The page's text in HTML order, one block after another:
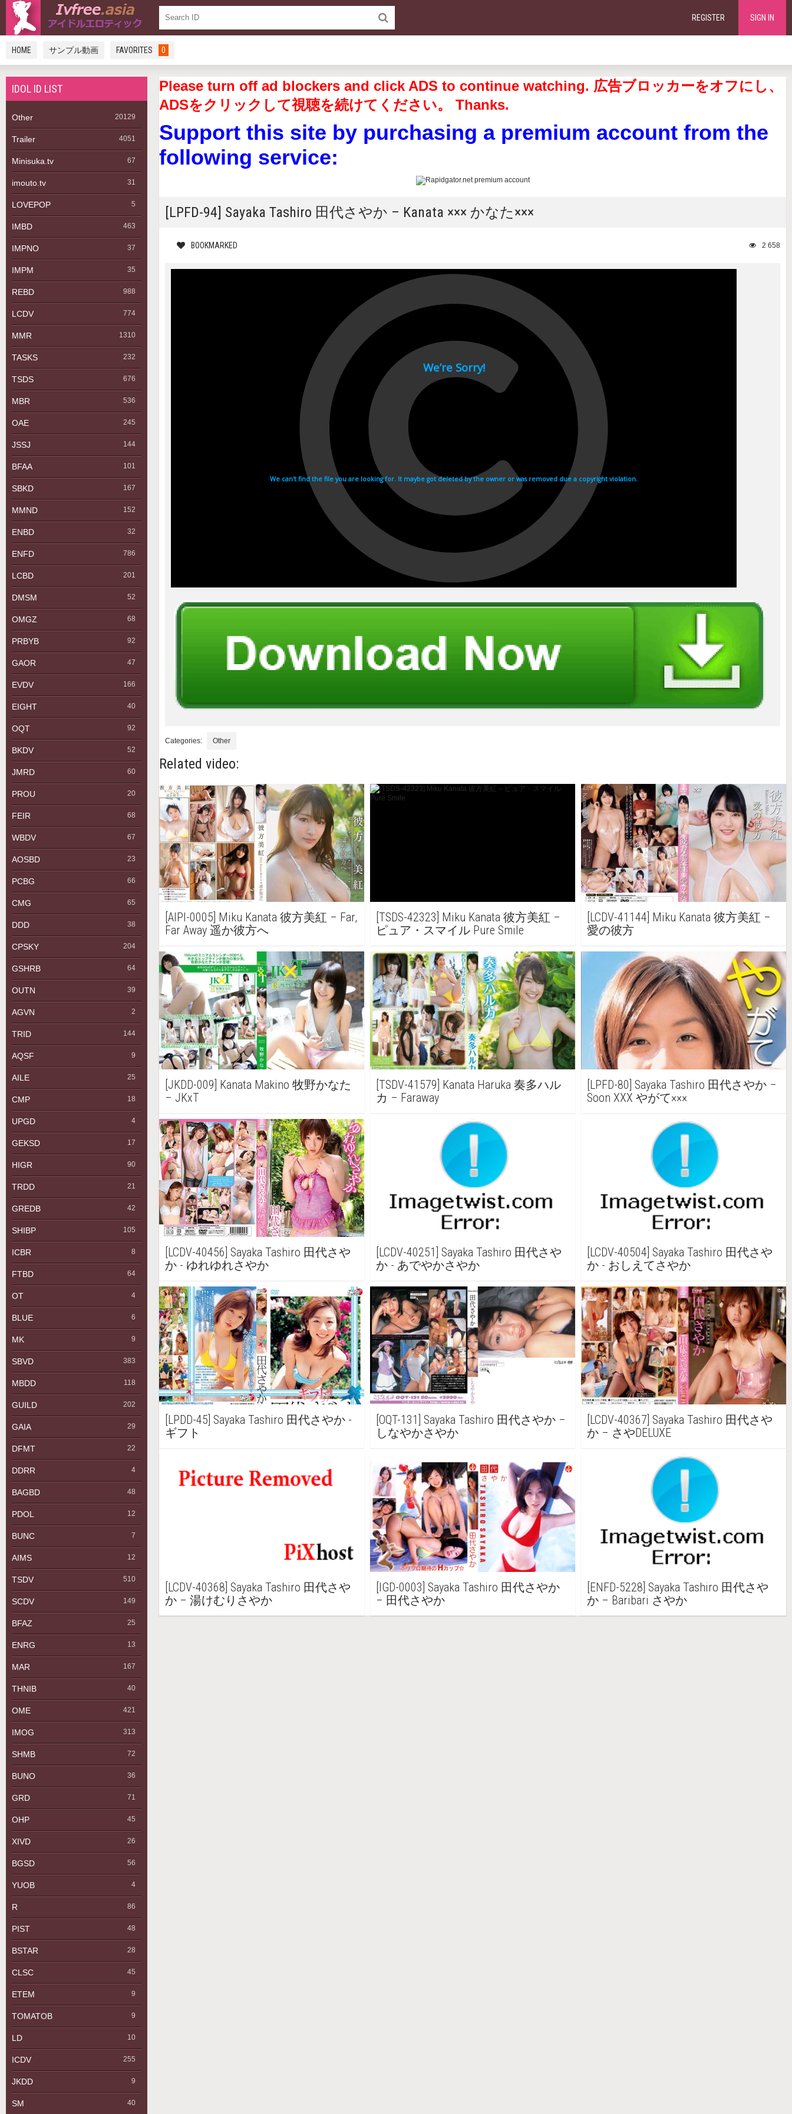
REGISTER SIGN IN
HOME サンプル動画 FAVORITES 0
IDOL ID LIST
Other 20129
Trailer 4051
Minisuka.tv 67
imouto.tv 31
LOVEPOP 5
IMBD 463
IMPNO 37
IMPM 35
REBD 988
LCDV 774
MMR 1310
TASKS 232
TSDS 676
MBR 536
OAE 245
JSSJ 144
BFAA 101
SBKD 167
MMND 152
ENBD 32
ENFD 786
LCBD 201
DMSM 52
OMGZ 68
PRBYB 92
GAOR 47
EVDV 166
EIGHT 40
OQT 92
BKDV 52
JMRD 60
PROU 20
FEIR 68
WBDV 67
AOSBD 23
PCBG 66
CMG 65
DDD 38
CPSKY 204
GSHRB 64
OUTN 39
AGVN 2
TRID 144
AQSF 9
AILE 25
CMP 18
UPGD 4
GEKSD 17
HIGR 90
TRDD 21
GREDB 42
SHIBP 105
ICBR 8
FTBD 64
OT 4
BLUE 6
MK 9
SBVD 383
MBDD 118
GUILD 202
GAIA 29
DFMT 22
DDRR 4
BAGBD 48
PDOL 12
BUNC 7
AIMS 12
TSDV 510
SCDV 149
BFAZ 25
ENRG 13
MAR 167
THNIB 40
OME 421
IMOG 313
SHMB 72
BUNO 36
GRD 71
OHP 45
XIVD 26
BGSD 56
YUOB 4
R 86
PIST 48
BSTAR 28
CLSC 45
ETEM 9
TOMATOB 9
LD 10
ICDV 255
JKDD 9
SM 40
Please turn off ad blockers and click ADS to continue watching. 広告ブロッカーをオフにし、
ADSをクリックして視聴を続けてください。 Thanks.
Support this site by purchasing a premium account from the
following service:
[LPFD-94] Sayaka Tashiro 田代さやか – Kanata ××× かなた×××
BOOKMARKED 2 658
Categories: Other
Related video:
[AIPI-0005] Miku Kanata 彼方美紅 – Far,
Far Away 遥か彼方へ
[TSDS-42323] Miku Kanata 彼方美紅 –
ピュア・スマイル Pure Smile
[LCDV-41144] Miku Kanata 彼方美紅 –
愛の彼方
[JKDD-009] Kanata Makino 牧野かなた
– JKxT
[TSDV-41579] Kanata Haruka 奏多ハル
カ – Faraway
[LPFD-80] Sayaka Tashiro 田代さやか –
Soon XXX やがて×××
[LCDV-40456] Sayaka Tashiro 田代さや
か - ゆれゆれさやか
[LCDV-40251] Sayaka Tashiro 田代さや
か - あでやかさやか
[LCDV-40504] Sayaka Tashiro 田代さや
か - おしえてさやか
[LPDD-45] Sayaka Tashiro 田代さやか -
ギフト
[OQT-131] Sayaka Tashiro 田代さやか –
しなやかさやか
[LCDV-40367] Sayaka Tashiro 田代さや
か – さやDELUXE
[LCDV-40368] Sayaka Tashiro 田代さや
か – 湯けむりさやか
[IGD-0003] Sayaka Tashiro 田代さやか
– 田代さやか
[ENFD-5228] Sayaka Tashiro 田代さや
か – Baribari さやか